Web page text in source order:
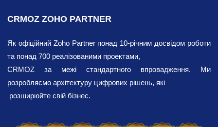
CRMOZ ZOHO PARTNER
Як офіційний Zoho Partner понад 10-річним досвідом роботи
та понад 700 реалізованими проектами,
CRMOZ за межі стандартного впровадження. Ми
розробляємо архітектуру цифрових рішень, які
розширюйте свій бізнес.